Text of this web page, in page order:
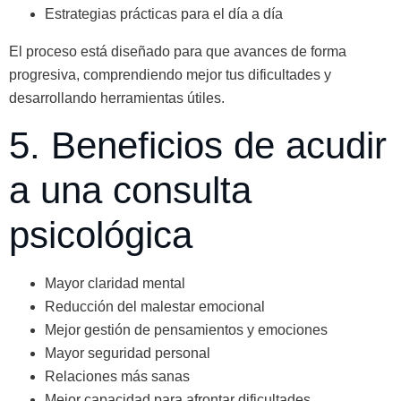
Estrategias prácticas para el día a día
El proceso está diseñado para que avances de forma
progresiva, comprendiendo mejor tus dificultades y
desarrollando herramientas útiles.
5. Beneficios de acudir
a una consulta
psicológica
Mayor claridad mental
Reducción del malestar emocional
Mejor gestión de pensamientos y emociones
Mayor seguridad personal
Relaciones más sanas